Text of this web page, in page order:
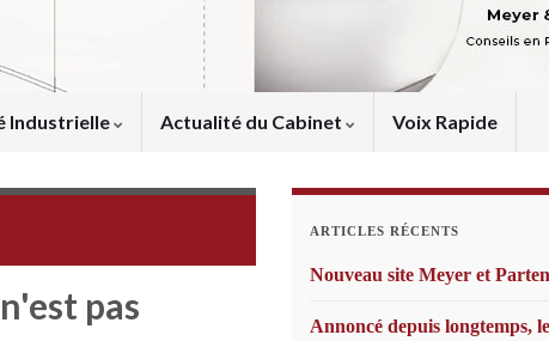
Industrielle Actualité du Cabinet Voix Rapide
pas
ARTICLES RÉCENTS
Nouveau site Meyer et
Annoncé depuis longtemps,